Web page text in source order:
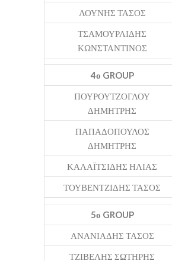
ΛΟΥΝΗΣ ΤΑΣΟΣ
ΤΣΑΜΟΥΡΛΙΔΗΣ
ΚΩΝΣΤΑΝΤΙΝΟΣ
4ο GROUP
ΠΟΥΡΟΥΤΖΟΓΛΟΥ
ΔΗΜΗΤΡΗΣ
ΠΑΠΑΔΟΠΟΥΛΟΣ
ΔΗΜΗΤΡΗΣ
ΚΑΛΑΪΤΣΙΔΗΣ ΗΛΙΑΣ
ΤΟΥΒΕΝΤΖΙΔΗΣ ΤΑΣΟΣ
5ο GROUP
ΑΝΑΝΙΑΔΗΣ ΤΑΣΟΣ
ΤΖΙΒΕΛΗΣ ΣΩΤΗΡΗΣ